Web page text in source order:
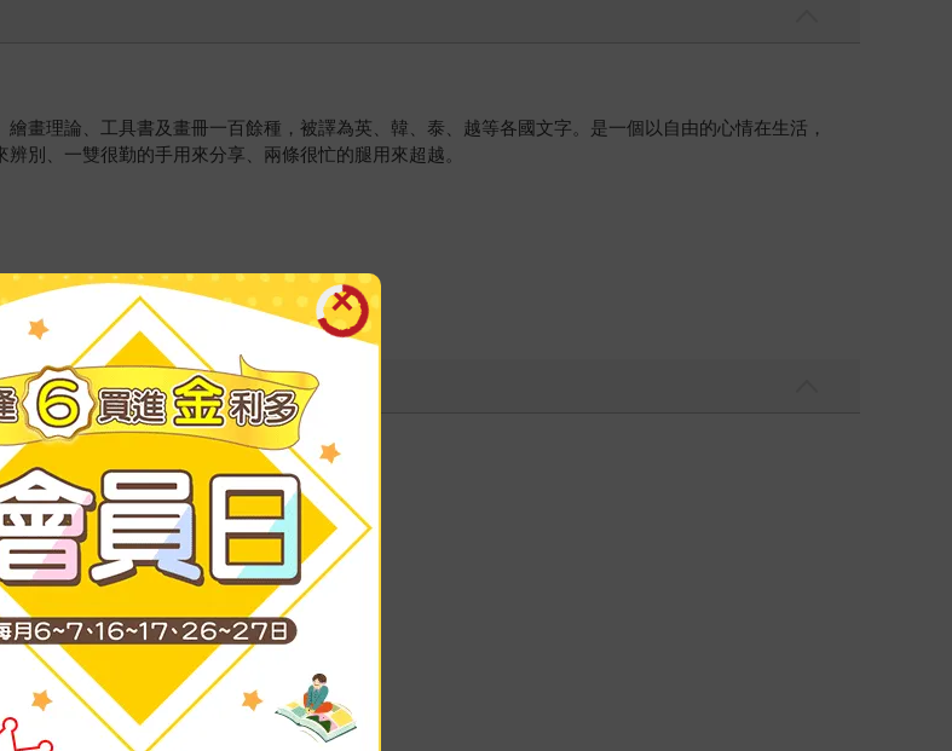
畫理論、工具書及畫冊一百餘種，被譯為英、韓、泰、越等各國文字。是一個以自由的心情在生活，
別、一雙很勤的手用來分享、兩條很忙的腿用來超越。